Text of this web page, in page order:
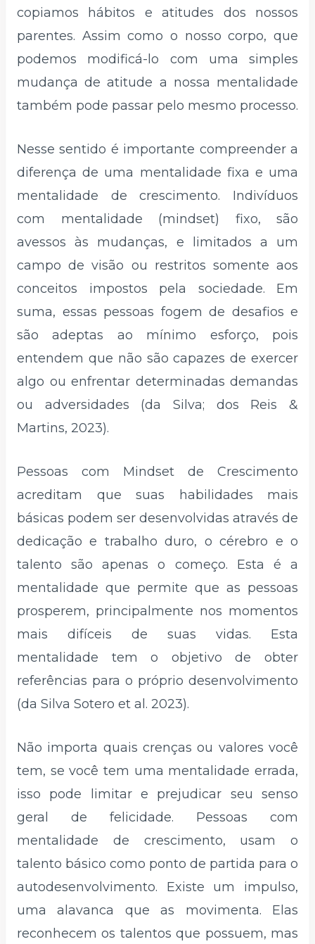
copiamos hábitos e atitudes dos nossos
parentes. Assim como o nosso corpo, que
podemos modificá-lo com uma simples
mudança de atitude a nossa mentalidade
também pode passar pelo mesmo processo.
Nesse sentido é importante compreender a
diferença de uma mentalidade fixa e uma
mentalidade de crescimento. Indivíduos
com mentalidade (mindset) fixo, são
avessos às mudanças, e limitados a um
campo de visão ou restritos somente aos
conceitos impostos pela sociedade. Em
suma, essas pessoas fogem de desafios e
são adeptas ao mínimo esforço, pois
entendem que não são capazes de exercer
algo ou enfrentar determinadas demandas
ou adversidades (da Silva; dos Reis &
Martins, 2023).
Pessoas com Mindset de Crescimento
acreditam que suas habilidades mais
básicas podem ser desenvolvidas através de
dedicação e trabalho duro, o cérebro e o
talento são apenas o começo. Esta é a
mentalidade que permite que as pessoas
prosperem, principalmente nos momentos
mais difíceis de suas vidas. Esta
mentalidade tem o objetivo de obter
referências para o próprio desenvolvimento
(da Silva Sotero et al. 2023).
Não importa quais crenças ou valores você
tem, se você tem uma mentalidade errada,
isso pode limitar e prejudicar seu senso
geral de felicidade. Pessoas com
mentalidade de crescimento, usam o
talento básico como ponto de partida para o
autodesenvolvimento. Existe um impulso,
uma alavanca que as movimenta. Elas
reconhecem os talentos que possuem, mas